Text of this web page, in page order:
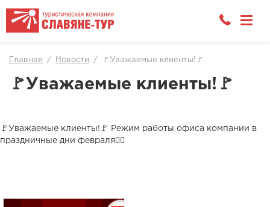
Главная Новости 🚩Уважаемые клиенты!🚩
🚩Уважаемые клиенты!🚩
🚩Уважаемые клиенты!🚩 Режим работы офиса компании в
праздничные дни февраля✌🏻